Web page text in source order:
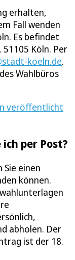
erhalten,
Fall wenden
Es befindet
Köln. Per
koeln.de.
Wahlbüros
veröffentlicht
per Post?
einen
können.
abholen. Der
ist der 18.